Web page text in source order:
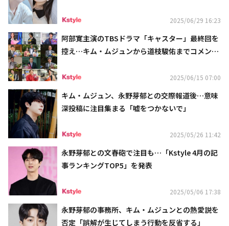
2025/06/29 16:23
阿部寛主演のTBSドラマ「キャスター」最終回を
控え…キム・ムジュンから道枝駿佑までコメント
2025/06/15 07:00
キム・ムジュン、永野芽郁との交際報道後…意味
深投稿に注目集まる「嘘をつかないで」
2025/05/26 11:42
永野芽郁との文春砲で注目も…「Kstyle 4月の記
事ランキングTOP5」を発表
2025/05/06 17:38
永野芽郁の事務所、キム・ムジュンとの熱愛説を
否定「誤解が生じてしまう行動を反省する」